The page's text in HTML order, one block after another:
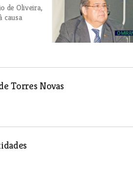
de Oliveira,
causa
Torres Novas